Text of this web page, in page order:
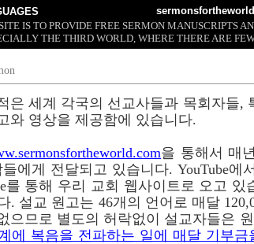
IS TO PROVIDE FREE SERMON MANUSCRIPTS
THE THIRD WORLD, WHERE THERE ARE
은 세계 각국의 선교사들과 목회자들,
와 영상을 제공함에 있습니다.
을 통해서 매
에게 전달되고 있습니다. YouTube
를 통해 우리 교회 웹사이트로 오고 있
. 설교 원고는 46개의 언어로 매달
으므로 별도의 허락없이 설교자들은
에 복음을 전파하는 일에 매달 기부